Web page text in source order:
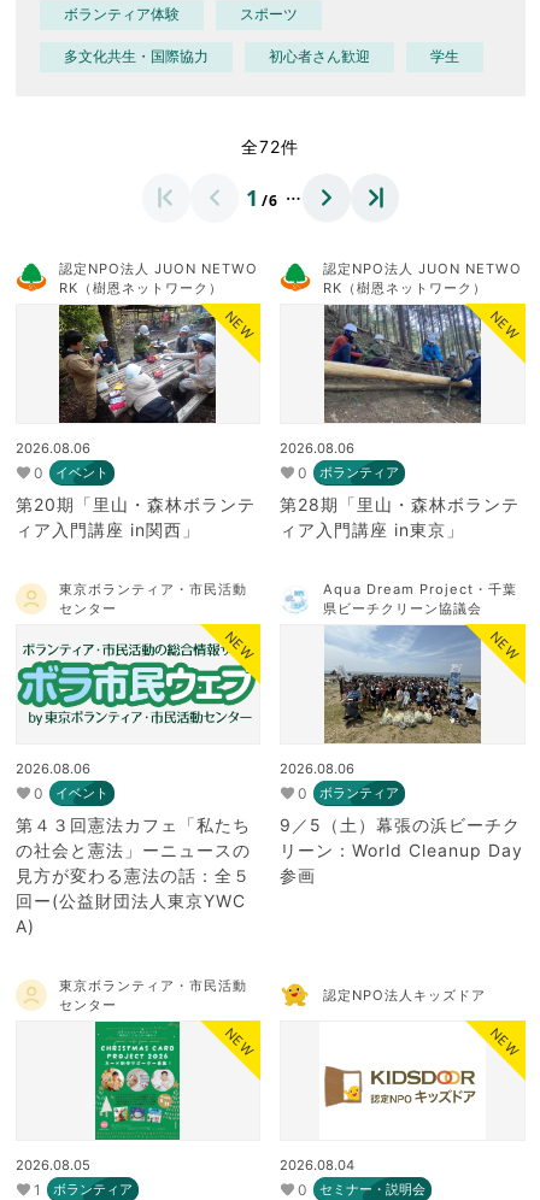
ボランティア体験 スポーツ
多文化共生・国際協力 初心者さん歓迎 学生
全72件
1 /6 …
認定NPO法人 JUON NETWO
RK（樹恩ネットワーク）
NEW
2026.08.06
0 イベント
第20期「里山・森林ボランテ
ィア入門講座 in関西」
認定NPO法人 JUON NETWO
RK（樹恩ネットワーク）
NEW
2026.08.06
0 ボランティア
第28期「里山・森林ボランテ
ィア入門講座 in東京」
東京ボランティア・市民活動
センター
NEW
2026.08.06
0 イベント
第４３回憲法カフェ「私たち
の社会と憲法」ーニュースの
見方が変わる憲法の話：全５
回ー(公益財団法人東京YWC
A)
Aqua Dream Project・千葉
県ビーチクリーン協議会
NEW
2026.08.06
0 ボランティア
9／5（土）幕張の浜ビーチク
リーン：World Cleanup Day
参画
東京ボランティア・市民活動
センター
NEW
2026.08.05
1 ボランティア
認定NPO法人キッズドア
NEW
2026.08.04
0 セミナー・説明会